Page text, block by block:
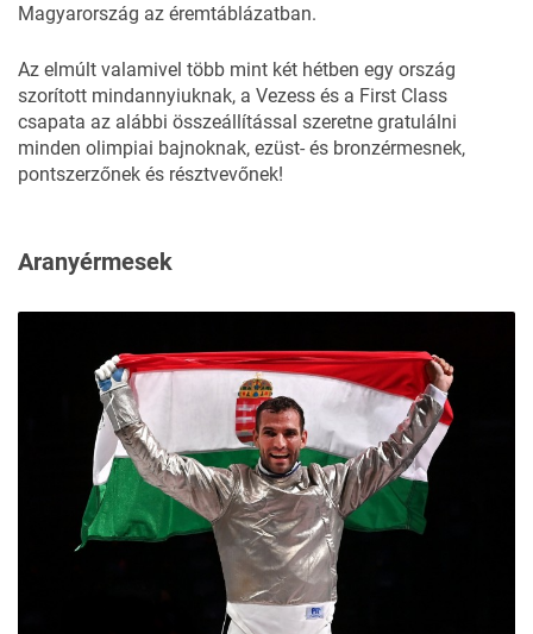
Magyarország az éremtáblázatban.
Az elmúlt valamivel több mint két hétben egy ország
szorított mindannyiuknak, a Vezess és a First Class
csapata az alábbi összeállítással szeretne gratulálni
minden olimpiai bajnoknak, ezüst- és bronzérmesnek,
pontszerzőnek és résztvevőnek!
Aranyérmesek